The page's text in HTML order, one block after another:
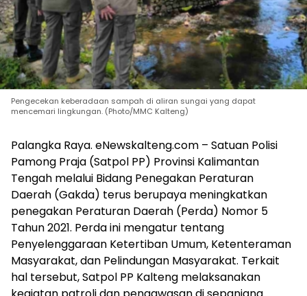
Pengecekan keberadaan sampah di aliran sungai yang dapat
mencemari lingkungan. (Photo/MMC Kalteng)
Palangka Raya. eNewskalteng.com – Satuan Polisi
Pamong Praja (Satpol PP) Provinsi Kalimantan
Tengah melalui Bidang Penegakan Peraturan
Daerah (Gakda) terus berupaya meningkatkan
penegakan Peraturan Daerah (Perda) Nomor 5
Tahun 2021. Perda ini mengatur tentang
Penyelenggaraan Ketertiban Umum, Ketenteraman
Masyarakat, dan Pelindungan Masyarakat. Terkait
hal tersebut, Satpol PP Kalteng melaksanakan